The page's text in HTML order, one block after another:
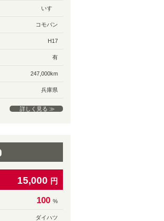
いすゞ
コモバン
H17
有
247,000km
兵庫県
詳しく見る ≫
15,000 円
100 %
ダイハツ